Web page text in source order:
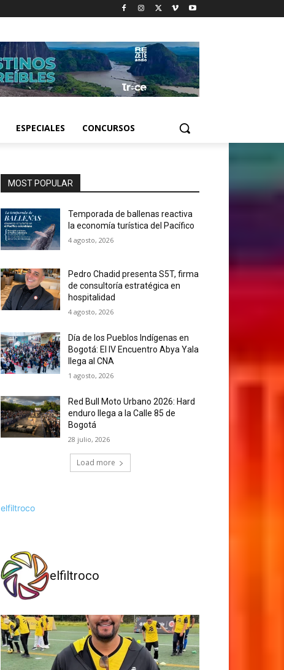
ESPECIALES CONCURSOS
MOST POPULAR
Temporada de ballenas reactiva
la economía turística del Pacífico
4 agosto, 2026
Pedro Chadid presenta S5T, firma
de consultoría estratégica en
hospitalidad
4 agosto, 2026
Día de los Pueblos Indígenas en
Bogotá: El IV Encuentro Abya Yala
llega al CNA
1 agosto, 2026
Red Bull Moto Urbano 2026: Hard
enduro llega a la Calle 85 de
Bogotá
28 julio, 2026
Load more
elfiltroco
elfiltroco